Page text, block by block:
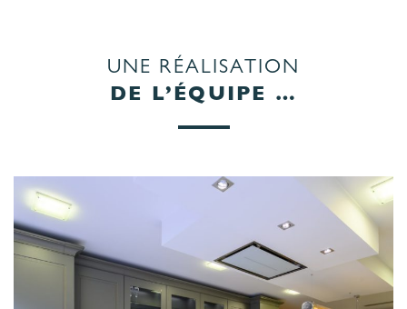
UNE RÉALISATION
DE L’ÉQUIPE …